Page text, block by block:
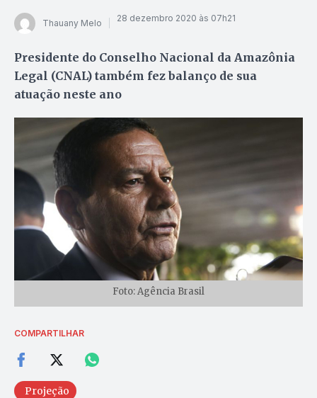
Thauany Melo 28 dezembro 2020 às 07h21
Presidente do Conselho Nacional da Amazônia
Legal (CNAL) também fez balanço de sua
atuação neste ano
Foto: Agência Brasil
COMPARTILHAR
Projeção